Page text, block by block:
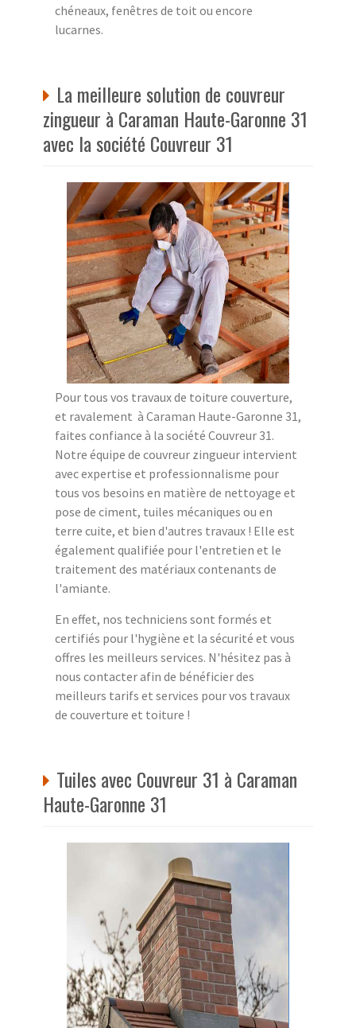
chéneaux, fenêtres de toit ou encore
lucarnes.
La meilleure solution de couvreur
zingueur à Caraman Haute-Garonne 31
avec la société Couvreur 31
Pour tous vos travaux de toiture couverture,
et ravalement à Caraman Haute-Garonne 31,
faites confiance à la société Couvreur 31.
Notre équipe de couvreur zingueur intervient
avec expertise et professionnalisme pour
tous vos besoins en matière de nettoyage et
pose de ciment, tuiles mécaniques ou en
terre cuite, et bien d'autres travaux ! Elle est
également qualifiée pour l'entretien et le
traitement des matériaux contenants de
l'amiante.
En effet, nos techniciens sont formés et
certifiés pour l'hygiène et la sécurité et vous
offres les meilleurs services. N'hésitez pas à
nous contacter afin de bénéficier des
meilleurs tarifs et services pour vos travaux
de couverture et toiture !
Tuiles avec Couvreur 31 à Caraman
Haute-Garonne 31